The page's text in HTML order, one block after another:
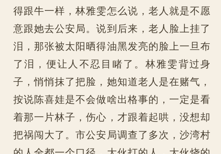
得跟牛一样，林雅雯怎么说，老人就是不愿
意跟她去公安局。说到后来，老人脸上挂了
泪，那张被太阳晒得油黑发亮的脸上一旦布
了泪，便让人不忍目睹了。林雅雯背过身
子，悄悄抹了把脸，她知道老人是在赌气，
按说陈喜娃是不会做啥出格事的，一定是看
着那一片林子，伤心，才跟着起哄，没想却
把祸闯大了。市公安局调查了多次，沙湾村